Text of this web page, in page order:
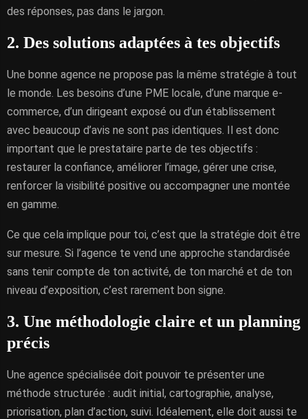
des réponses, pas dans le jargon.
2. Des solutions adaptées à tes objectifs
Une bonne agence ne propose pas la même stratégie à tout
le monde. Les besoins d’une PME locale, d’une marque e-
commerce, d’un dirigeant exposé ou d’un établissement
avec beaucoup d’avis ne sont pas identiques. Il est donc
important que le prestataire parte de tes objectifs :
restaurer la confiance, améliorer l’image, gérer une crise,
renforcer la visibilité positive ou accompagner une montée
en gamme.
Ce que cela implique pour toi, c’est que la stratégie doit être
sur mesure. Si l’agence te vend une approche standardisée
sans tenir compte de ton activité, de ton marché et de ton
niveau d’exposition, c’est rarement bon signe.
3. Une méthodologie claire et un planning
précis
Une agence spécialisée doit pouvoir te présenter une
méthode structurée : audit initial, cartographie, analyse,
priorisation, plan d’action, suivi. Idéalement, elle doit aussi te